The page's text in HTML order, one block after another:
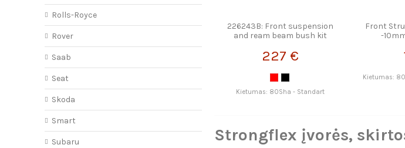
226243B: Front suspension
and ream beam bush kit
227 €
Kietumas: 80Sha - Standart
Front
-
Kietumas:
Strongflex įvorės,
Rolls-Royce
Rover
Saab
Seat
Skoda
Smart
Subaru